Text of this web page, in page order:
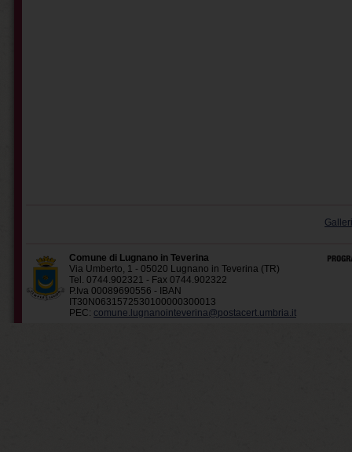
Comune di Lugnano in Teverina
Via Umberto, 1 - 05020 Lugnano in Teverina (TR)
Tel. 0744.902321 - Fax 0744.902322
P.Iva 00089690556 - IBAN
IT30N0631572530100000300013
PEC: comune.lugnanointeverina@postacert.umbria.it